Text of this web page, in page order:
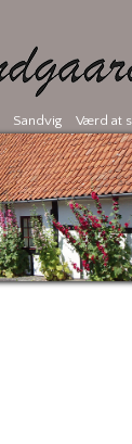
Sandvig Værd at